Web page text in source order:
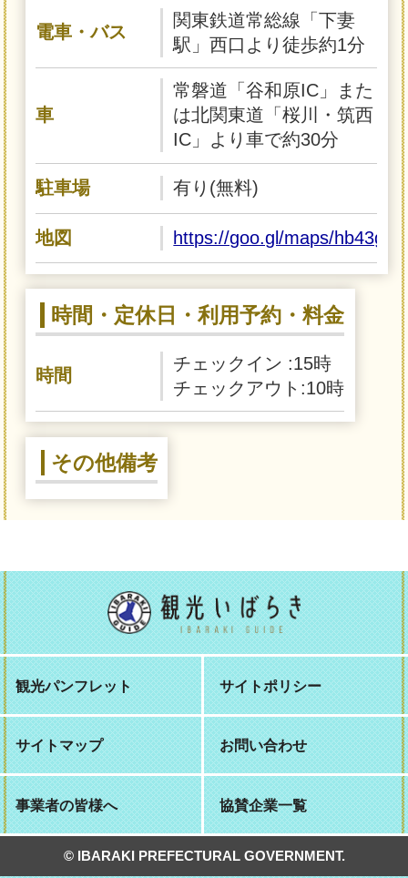
電車・バス
関東鉄道常総線「下妻
駅」西口より徒歩約1分
車
常磐道「谷和原IC」また
は北関東道「桜川・筑西
IC」より車で約30分
駐車場 有り(無料)
地図 https://goo.gl/maps/
時間・定休日・利用予約・料金
時間
チェックイン :15時
チェックアウト:10時
その他備考
観光パンフレット サイトポリシー
サイトマップ お問い合わせ
事業者の皆様へ 協賛企業一覧
© IBARAKI PREFECTURAL GOVERNMENT.